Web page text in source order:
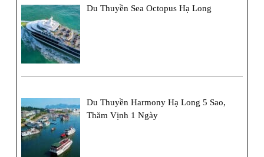
Du Thuyền Sea Octopus Hạ Long
Du Thuyền Harmony Hạ Long 5 Sao,
Thăm Vịnh 1 Ngày